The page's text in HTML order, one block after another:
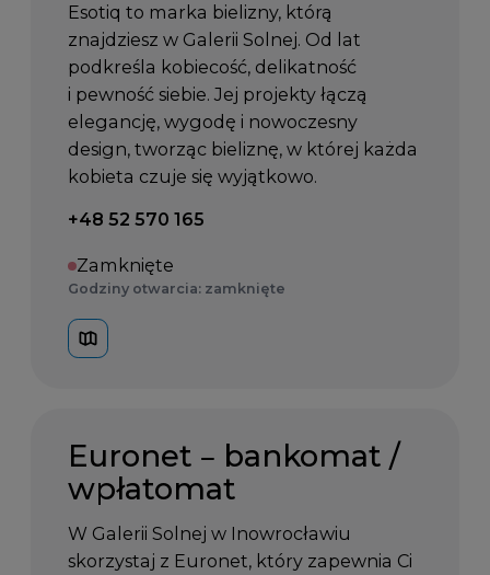
Esotiq to marka bielizny, którą
znajdziesz w Galerii Solnej. Od lat
podkreśla kobiecość, delikatność
i pewność siebie. Jej projekty łączą
elegancję, wygodę i nowoczesny
design, tworząc bieliznę, w której każda
kobieta czuje się wyjątkowo.
Telefon kontaktowy:
+48 52 570 165
Zamknięte
Godziny otwarcia: zamknięte
Euronet – bankomat /
wpłatomat
W Galerii Solnej w Inowrocławiu
skorzystaj z Euronet, który zapewnia Ci